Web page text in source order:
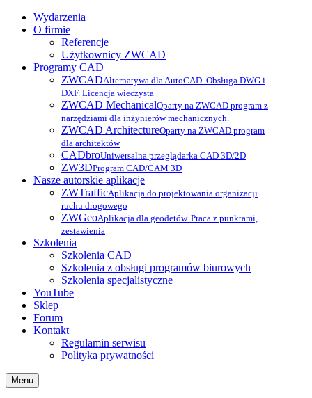
Wydarzenia
O firmie
Referencje
Użytkownicy ZWCAD
Programy CAD
ZWCADAlternatywa dla AutoCAD. Obsługa DWG i
DXF. Licencja wieczysta
ZWCAD MechanicalOparty na ZWCAD program z
narzędziami dla inżynierów mechanicznych.
ZWCAD ArchitectureOparty na ZWCAD program
dla architektów
CADbroUniwersalna przeglądarka CAD 3D/2D
ZW3DProgram CAD/CAM 3D
Nasze autorskie aplikacje
ZWTrafficAplikacja do projektowania organizacji
ruchu drogowego
ZWGeoAplikacja dla geodetów. Praca z punktami,
zestawienia
Szkolenia
Szkolenia CAD
Szkolenia z obsługi programów biurowych
Szkolenia specjalistyczne
YouTube
Sklep
Forum
Kontakt
Regulamin serwisu
Polityka prywatności
Menu